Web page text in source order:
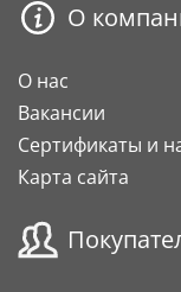
О
О нас
Вакансии
Сертификаты и
Карта сайта